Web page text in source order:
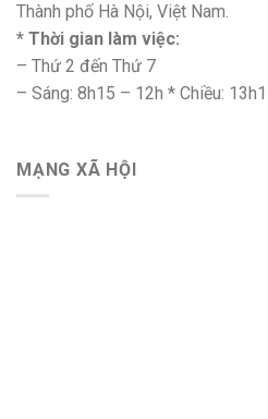
Thành phố Hà Nội, Việt Nam.
* Thời gian làm việc:
– Thứ 2 đến Thứ 7
– Sáng: 8h15 – 12h * Chiều:
MẠNG XÃ HỘI